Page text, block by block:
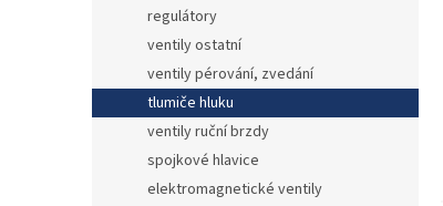
regulátory
ventily ostatní
ventily pérování, zvedání
tlumiče hluku
ventily ruční brzdy
spojkové hlavice
elektromagnetické ventily